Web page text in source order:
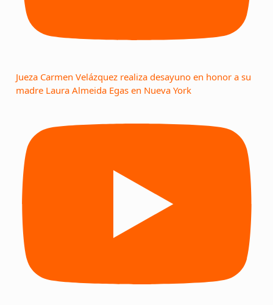
Jueza Carmen Velázquez realiza desayuno en honor a su
madre Laura Almeida Egas en Nueva York